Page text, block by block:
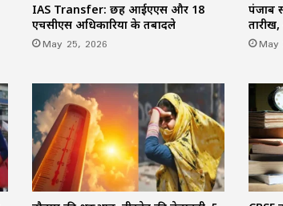
58 वर्ष से
सेवाएं की
किया आदेश
CG News:
बरसात से पहले
IAS Transfer: छह आईएएस और 18
एचसीएस अधिकारियों के तबादले
May 25, 2026
पंजाब